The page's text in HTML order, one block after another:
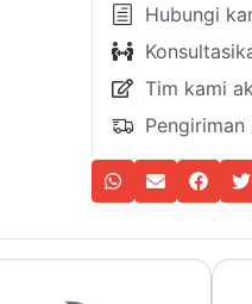
Hubungi
Tim kami